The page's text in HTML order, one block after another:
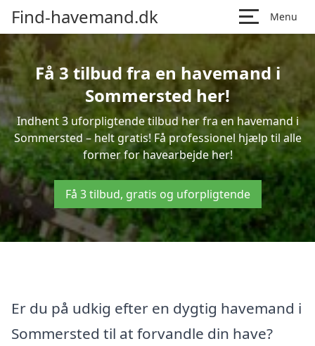
Find-havemand.dk Menu
Få 3 tilbud fra en havemand i
Sommersted her!
Indhent 3 uforpligtende tilbud her fra en havemand i
Sommersted – helt gratis! Få professionel hjælp til alle
former for havearbejde her!
Få 3 tilbud, gratis og uforpligtende
Er du på udkig efter en dygtig havemand i
Sommersted til at forvandle din have?